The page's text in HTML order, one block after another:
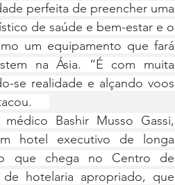
perfeita de preencher uma
de saúde e bem-estar e o
um equipamento que fará
na Ásia. “É com muita
se realidade e alçando voos
Bashir Musso Gassi,
hotel executivo de longa
que chega no Centro de
hotelaria apropriado, que